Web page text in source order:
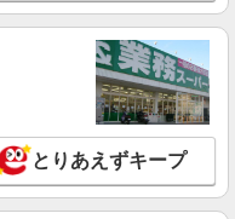
とりあえずキープ